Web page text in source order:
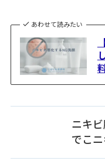
あわせて読みたい
ニキ
でこ